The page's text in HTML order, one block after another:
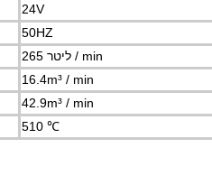
24V
50HZ
265 ליטר / min
16.4m³ / min
42.9m³ / min
510 ℃